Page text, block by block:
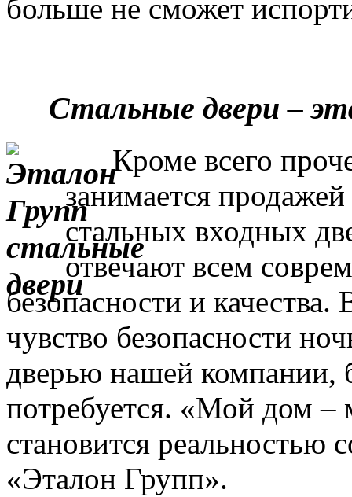
больше не сможет
Стальные двери –
Кроме всего
занимается
стальных входных
отвечают всем
безопасности и
чувство безопасности
дверью нашей компании,
потребуется. «Мой дом –
становится реальностью
«Эталон Групп».